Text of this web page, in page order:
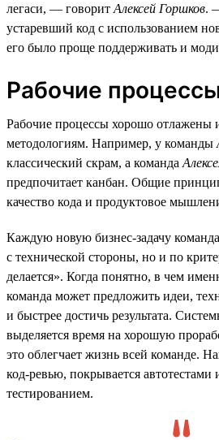
легаси, — говорит Алексей Горшков.
устаревший код с использованием
его было проще поддерживать и
Рабочие
Рабочие процессы хорошо отлажены
методологиям. Например, у команды
классический скрам, а команда
предпочитает канбан. Общие
качество кода и продуктовое
Каждую новую бизнес-задачу
с технической стороны, но и по
делается». Когда понятно, в чем
команда может предложить идеи,
и быстрее достичь результата.
выделяется время на хорошую
это облегчает жизнь всей команде.
код-ревью, покрывается
тестированием.